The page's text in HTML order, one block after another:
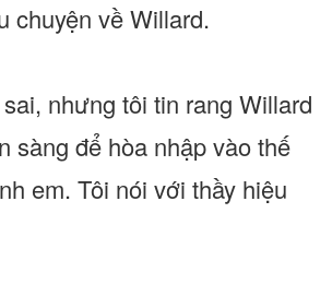
chuyện về Willard.
nhưng tôi tin rang Willard
sàng để hòa nhập vào thế
em. Tôi nói với thầy hiệu